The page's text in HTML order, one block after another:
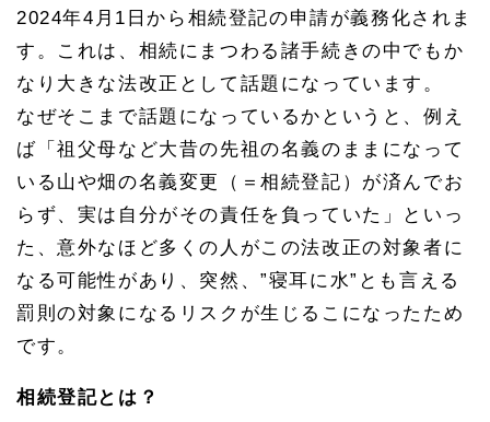
2024年4月1日から相続登記の申請が義務化されま
す。これは、相続にまつわる諸手続きの中でもか
なり大きな法改正として話題になっています。
なぜそこまで話題になっているかというと、例え
ば「祖父母など大昔の先祖の名義のままになって
いる山や畑の名義変更（＝相続登記）が済んでお
らず、実は自分がその責任を負っていた」といっ
た、意外なほど多くの人がこの法改正の対象者に
なる可能性があり、突然、”寝耳に水”とも言える
罰則の対象になるリスクが生じるこになったため
です。
相続登記とは？